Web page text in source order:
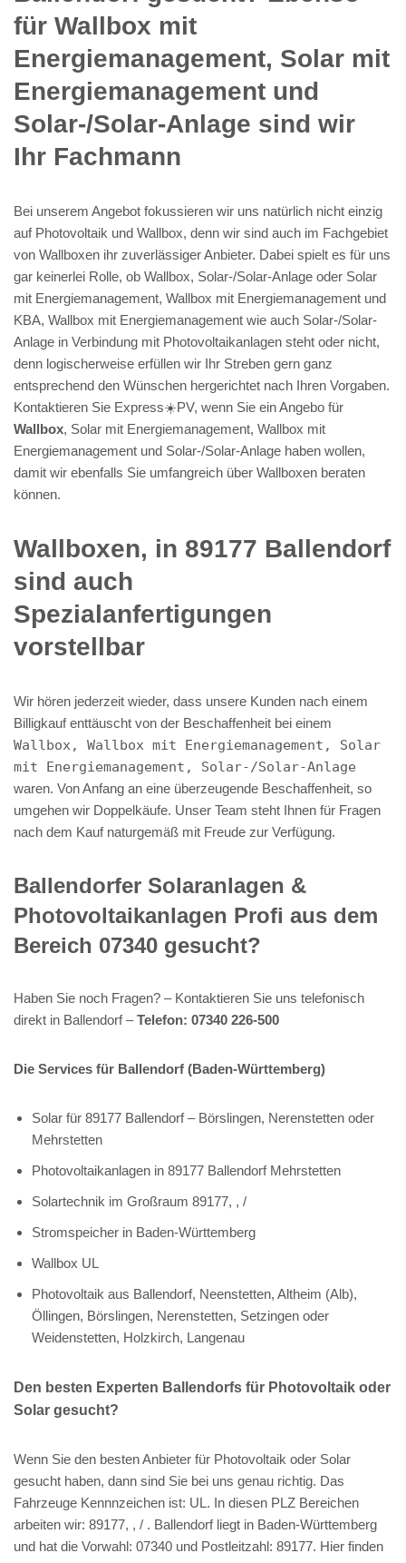
für Wallbox mit
Energiemanagement, Solar mit
Energiemanagement und
Solar-/Solar-Anlage sind wir
Ihr Fachmann
Bei unserem Angebot fokussieren wir uns natürlich nicht einzig
auf Photovoltaik und Wallbox, denn wir sind auch im Fachgebiet
von Wallboxen ihr zuverlässiger Anbieter. Dabei spielt es für uns
gar keinerlei Rolle, ob Wallbox, Solar-/Solar-Anlage oder Solar
mit Energiemanagement, Wallbox mit Energiemanagement und
KBA, Wallbox mit Energiemanagement wie auch Solar-/Solar-
Anlage in Verbindung mit Photovoltaikanlagen steht oder nicht,
denn logischerweise erfüllen wir Ihr Streben gern ganz
entsprechend den Wünschen hergerichtet nach Ihren Vorgaben.
Kontaktieren Sie Express☀️PV️, wenn Sie ein Angebo für
Wallbox, Solar mit Energiemanagement, Wallbox mit
Energiemanagement und Solar-/Solar-Anlage haben wollen,
damit wir ebenfalls Sie umfangreich über Wallboxen beraten
können.
Wallboxen, in 89177 Ballendorf
sind auch
Spezialanfertigungen
vorstellbar
Wir hören jederzeit wieder, dass unsere Kunden nach einem
Billigkauf enttäuscht von der Beschaffenheit bei einem
Wallbox, Wallbox mit Energiemanagement, Solar
mit Energiemanagement, Solar-/Solar-Anlage
waren. Von Anfang an eine überzeugende Beschaffenheit, so
umgehen wir Doppelkäufe. Unser Team steht Ihnen für Fragen
nach dem Kauf naturgemäß mit Freude zur Verfügung.
Ballendorfer Solaranlagen &
Photovoltaikanlagen Profi aus dem
Bereich 07340 gesucht?
Haben Sie noch Fragen? – Kontaktieren Sie uns telefonisch
direkt in Ballendorf –Telefon: 07340 226-500
Die Services für Ballendorf (Baden-Württemberg)
Solar für 89177 Ballendorf – Börslingen, Nerenstetten oder
Mehrstetten
Photovoltaikanlagen in 89177 Ballendorf Mehrstetten
Solartechnik im Großraum 89177, , /
Stromspeicher in Baden-Württemberg
Wallbox UL
Photovoltaik aus Ballendorf, Neenstetten, Altheim (Alb),
Öllingen, Börslingen, Nerenstetten, Setzingen oder
Weidenstetten, Holzkirch, Langenau
Den besten Experten Ballendorfs für Photovoltaik oder
Solar gesucht?
Wenn Sie den besten Anbieter für Photovoltaik oder Solar
gesucht haben, dann sind Sie bei uns genau richtig. Das
Fahrzeuge Kennnzeichen ist: UL. In diesen PLZ Bereichen
arbeiten wir: 89177, , / . Ballendorf liegt in Baden-Württemberg
und hat die Vorwahl: 07340 und Postleitzahl: 89177. Hier finden